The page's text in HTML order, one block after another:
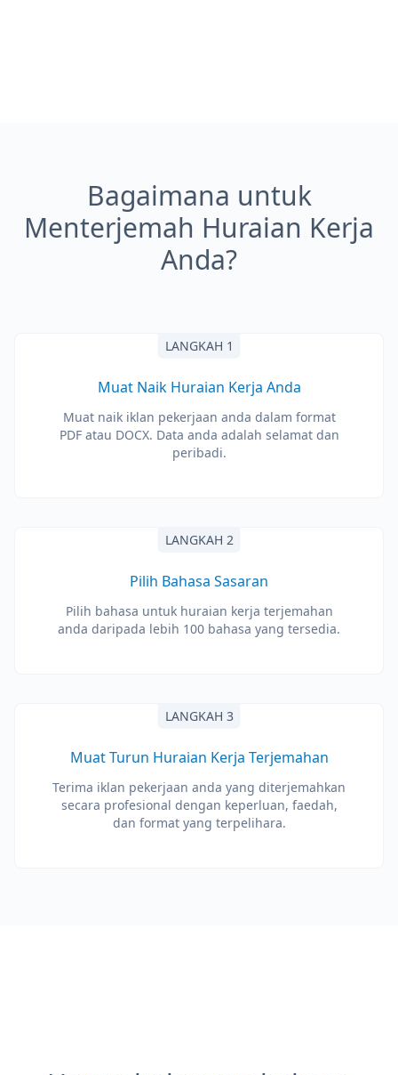
Bagaimana untuk
Menterjemah Huraian Kerja
Anda?
LANGKAH 1
Muat Naik Huraian Kerja Anda
Muat naik iklan pekerjaan anda dalam format
PDF atau DOCX. Data anda adalah selamat dan
peribadi.
LANGKAH 2
Pilih Bahasa Sasaran
Pilih bahasa untuk huraian kerja terjemahan
anda daripada lebih 100 bahasa yang tersedia.
LANGKAH 3
Muat Turun Huraian Kerja Terjemahan
Terima iklan pekerjaan anda yang diterjemahkan
secara profesional dengan keperluan, faedah,
dan format yang terpelihara.